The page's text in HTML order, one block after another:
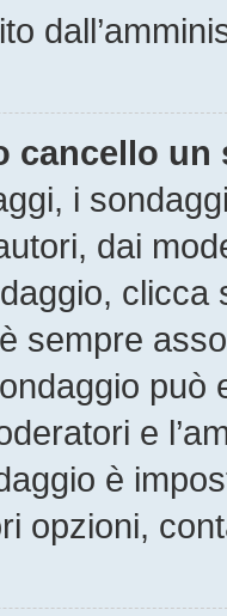
cancello un
i
dai
sempre
può
e
è
opzioni,